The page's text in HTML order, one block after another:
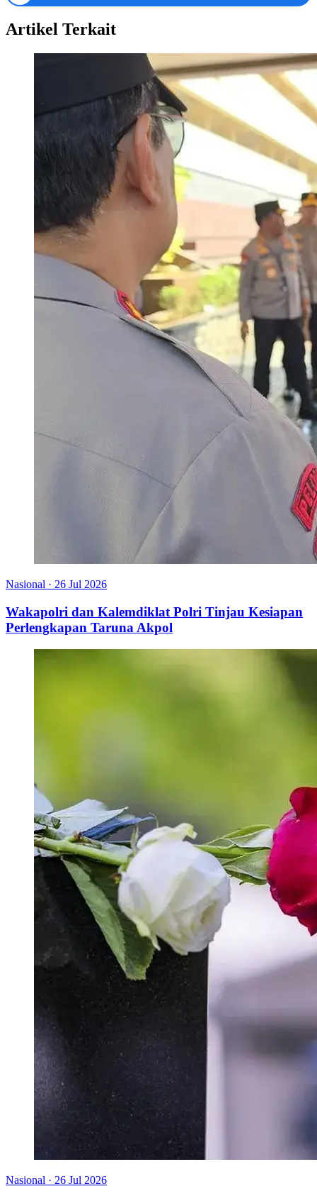
Artikel Terkait
Nasional · 26 Jul 2026
Wakapolri dan Kalemdiklat Polri Tinjau Kesiapan
Perlengkapan Taruna Akpol
Nasional · 26 Jul 2026